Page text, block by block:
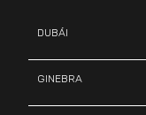
DUBÁI
GINEBRA